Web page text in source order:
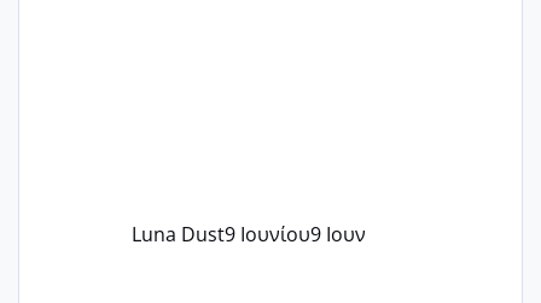
Luna Dust9 Ιουνίου9 Ιουν